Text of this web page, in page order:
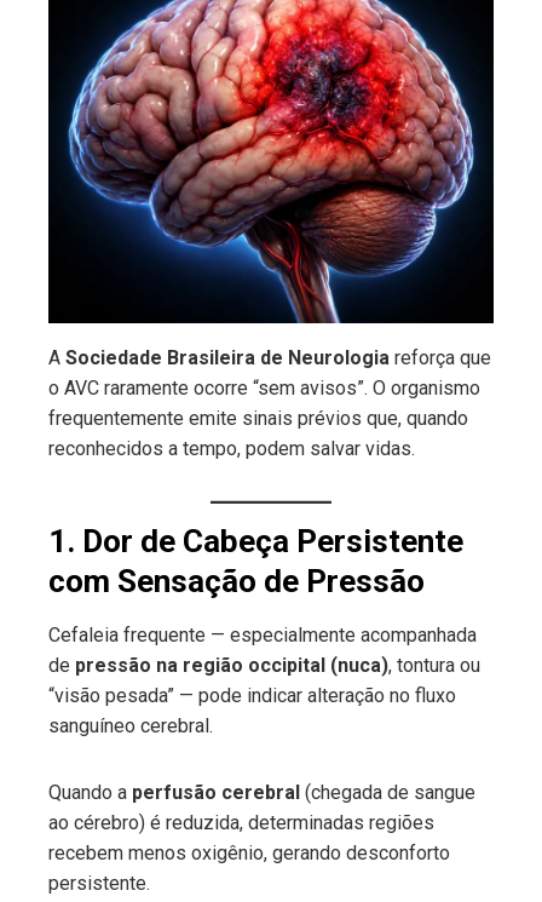
A Sociedade Brasileira de Neurologia reforça que
o AVC raramente ocorre “sem avisos”. O organismo
frequentemente emite sinais prévios que, quando
reconhecidos a tempo, podem salvar vidas.
1. Dor de Cabeça Persistente
com Sensação de Pressão
Cefaleia frequente — especialmente acompanhada
de pressão na região occipital (nuca), tontura ou
“visão pesada” — pode indicar alteração no fluxo
sanguíneo cerebral.
Quando a perfusão cerebral (chegada de sangue
ao cérebro) é reduzida, determinadas regiões
recebem menos oxigênio, gerando desconforto
persistente.